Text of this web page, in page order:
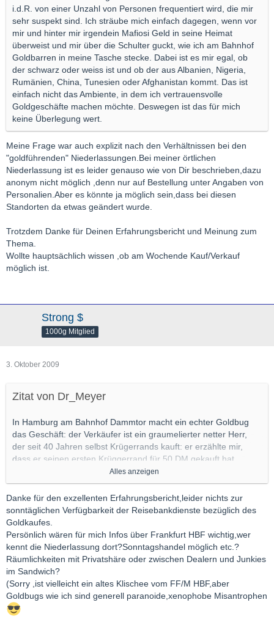
i.d.R. von einer Unzahl von Personen frequentiert wird, die mir
sehr suspekt sind. Ich sträube mich einfach dagegen, wenn vor
mir und hinter mir irgendein Mafiosi Geld in seine Heimat
überweist und mir über die Schulter guckt, wie ich am Bahnhof
Goldbarren in meine Tasche stecke. Dabei ist es mir egal, ob
der schwarz oder weiss ist und ob der aus Albanien, Nigeria,
Rumänien, China, Tunesien oder Afghanistan kommt. Das ist
einfach nicht das Ambiente, in dem ich vertrauensvolle
Goldgeschäfte machen möchte. Deswegen ist das für mich
keine Überlegung wert.
Meine Frage war auch explizit nach den Verhältnissen bei den
"goldführenden" Niederlassungen.Bei meiner örtlichen
Niederlassung ist es leider genauso wie von Dir beschrieben,dazu
anonym nicht möglich ,denn nur auf Bestellung unter Angaben von
Personalien.Aber es könnte ja möglich sein,dass bei diesen
Standorten da etwas geändert wurde.
Trotzdem Danke für Deinen Erfahrungsbericht und Meinung zum
Thema.
Wollte hauptsächlich wissen ,ob am Wochende Kauf/Verkauf
möglich ist.
Strong $
1000g Mitglied
3. Oktober 2009
Zitat von Dr_Meyer
In Hamburg am Bahnhof Dammtor macht ein echter Goldbug
das Geschäft: der Verkäufer ist ein graumelierter netter Herr,
der seit 40 Jahren selbst Krügerrands kauft: er erzählte mir,
dass er seinen ersten Krüggerrand für 50 DM gekauft hat.
Ich hatte ungarische Forint für 300 Euro mit denen ich ewig
umhergelaufen bin und die ich nirgends zurücktauschen konnte:
die Reisebank hat sie angenommen. Ich habe nochwas
draufgelegt und einen Krügerrand gekauft. Barren und Känguru
war ebenfalls vorrätig. Verkauf erfolgt ganz normal anonym
gegen Rechnung.
Ich glaube, nur einige Filialen der Reisebank haben Gold
vorrätig, vielleicht kann man bei der Zentrale nachfragen,
welche Filialen was da haben und welche nicht.
Bei der genannten Filiale gab es einen abgetrennten Mini-
Schalterraum, in den mich der Verkäufer gebeten hat, so dass
Alles anzeigen
Danke für den exzellenten Erfahrungsbericht,leider nichts zur
sonntäglichen Verfügbarkeit der Reisebankdienste bezüglich des
Goldkaufes.
Persönlich wären für mich Infos über Frankfurt HBF wichtig,wer
kennt die Niederlassung dort?Sonntagshandel möglich etc.?
Räumlichkeiten mit Privatshäre oder zwischen Dealern und Junkies
im Sandwich?
(Sorry ,ist vielleicht ein altes Klischee vom FF/M HBF,aber
Goldbugs wie ich sind generell paranoide,xenophobe Misantrophen